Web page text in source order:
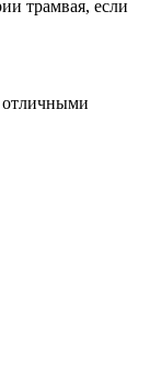
трамвая, если
отличными